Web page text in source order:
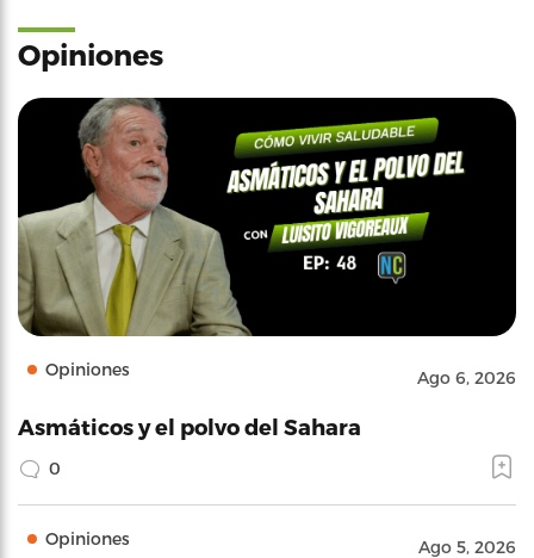
Opiniones
Opiniones Ago 6, 2026
Asmáticos y el polvo del Sahara
0
Opiniones Ago 5, 2026